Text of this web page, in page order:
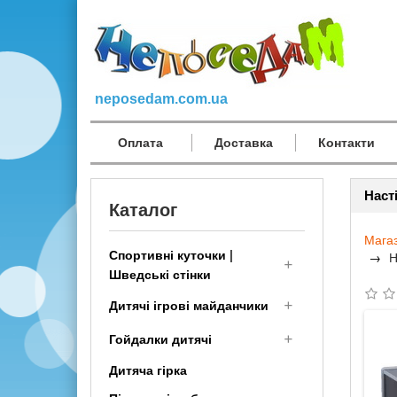
neposedam.com.ua
Оплата Доставка Контакти
Каталог
Спортивні куточки |
Шведські стінки
Дитячий Спортивний
малюкам
Шведська стінка
Дитячі ігрові майданчики
Дерев'яні дитячі
Гойдалки дитячі
Дитячі гойдалки для вулиці
Дитяча гірка